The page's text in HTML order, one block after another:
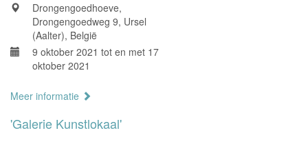
Drongengoedhoeve,
Drongengoedweg 9, Ursel
(Aalter), België
9 oktober 2021 tot en met 17
oktober 2021
Meer informatie
'Galerie Kunstlokaal'